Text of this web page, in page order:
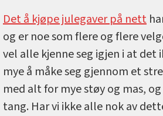
Det å kjøpe julegaver på nett
og er noe som flere og flere
vel alle kjenne seg igjen i at
mye å måke seg gjennom et
med alt for mye støy og mas,
tang. Har vi ikke alle nok av